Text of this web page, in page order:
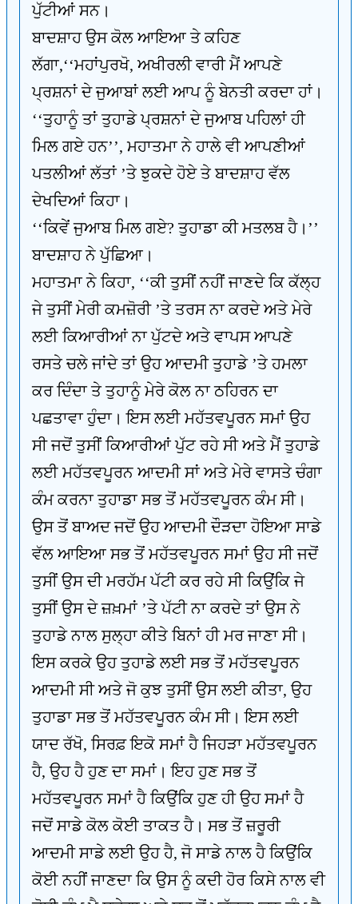
ਪੁੱਟੀਆਂ ਸਨ।
ਬਾਦਸ਼ਾਹ ਉਸ ਕੋਲ ਆਇਆ ਤੇ ਕਹਿਣ
ਲੱਗਾ,‘‘ਮਹਾਂਪੁਰਖੋ, ਅਖੀਰਲੀ ਵਾਰੀ ਮੈਂ ਆਪਣੇ
ਪ੍ਰਸ਼ਨਾਂ ਦੇ ਜੁਆਬਾਂ ਲਈ ਆਪ ਨੂੰ ਬੇਨਤੀ ਕਰਦਾ ਹਾਂ।
‘‘ਤੁਹਾਨੂੰ ਤਾਂ ਤੁਹਾਡੇ ਪ੍ਰਸ਼ਨਾਂ ਦੇ ਜੁਆਬ ਪਹਿਲਾਂ ਹੀ
ਮਿਲ ਗਏ ਹਨ’’, ਮਹਾਤਮਾ ਨੇ ਹਾਲੇ ਵੀ ਆਪਣੀਆਂ
ਪਤਲੀਆਂ ਲੱਤਾਂ ’ਤੇ ਝੁਕਦੇ ਹੋਏ ਤੇ ਬਾਦਸ਼ਾਹ ਵੱਲ
ਦੇਖਦਿਆਂ ਕਿਹਾ।
‘‘ਕਿਵੇਂ ਜੁਆਬ ਮਿਲ ਗਏ? ਤੁਹਾਡਾ ਕੀ ਮਤਲਬ ਹੈ।’’
ਬਾਦਸ਼ਾਹ ਨੇ ਪੁੱਛਿਆ।
ਮਹਾਤਮਾ ਨੇ ਕਿਹਾ, ‘‘ਕੀ ਤੁਸੀਂ ਨਹੀਂ ਜਾਣਦੇ ਕਿ ਕੱਲ੍ਹ
ਜੇ ਤੁਸੀਂ ਮੇਰੀ ਕਮਜ਼ੋਰੀ ’ਤੇ ਤਰਸ ਨਾ ਕਰਦੇ ਅਤੇ ਮੇਰੇ
ਲਈ ਕਿਆਰੀਆਂ ਨਾ ਪੁੱਟਦੇ ਅਤੇ ਵਾਪਸ ਆਪਣੇ
ਰਸਤੇ ਚਲੇ ਜਾਂਦੇ ਤਾਂ ਉਹ ਆਦਮੀ ਤੁਹਾਡੇ ’ਤੇ ਹਮਲਾ
ਕਰ ਦਿੰਦਾ ਤੇ ਤੁਹਾਨੂੰ ਮੇਰੇ ਕੋਲ ਨਾ ਠਹਿਰਨ ਦਾ
ਪਛਤਾਵਾ ਹੁੰਦਾ। ਇਸ ਲਈ ਮਹੱਤਵਪੂਰਨ ਸਮਾਂ ਉਹ
ਸੀ ਜਦੋਂ ਤੁਸੀਂ ਕਿਆਰੀਆਂ ਪੁੱਟ ਰਹੇ ਸੀ ਅਤੇ ਮੈਂ ਤੁਹਾਡੇ
ਲਈ ਮਹੱਤਵਪੂਰਨ ਆਦਮੀ ਸਾਂ ਅਤੇ ਮੇਰੇ ਵਾਸਤੇ ਚੰਗਾ
ਕੰਮ ਕਰਨਾ ਤੁਹਾਡਾ ਸਭ ਤੋਂ ਮਹੱਤਵਪੂਰਨ ਕੰਮ ਸੀ।
ਉਸ ਤੋਂ ਬਾਅਦ ਜਦੋਂ ਉਹ ਆਦਮੀ ਦੌੜਦਾ ਹੋਇਆ ਸਾਡੇ
ਵੱਲ ਆਇਆ ਸਭ ਤੋਂ ਮਹੱਤਵਪੂਰਨ ਸਮਾਂ ਉਹ ਸੀ ਜਦੋਂ
ਤੁਸੀਂ ਉਸ ਦੀ ਮਰਹੱਮ ਪੱਟੀ ਕਰ ਰਹੇ ਸੀ ਕਿਉਂਕਿ ਜੇ
ਤੁਸੀਂ ਉਸ ਦੇ ਜ਼ਖ਼ਮਾਂ ’ਤੇ ਪੱਟੀ ਨਾ ਕਰਦੇ ਤਾਂ ਉਸ ਨੇ
ਤੁਹਾਡੇ ਨਾਲ ਸੁਲ੍ਹਾ ਕੀਤੇ ਬਿਨਾਂ ਹੀ ਮਰ ਜਾਣਾ ਸੀ।
ਇਸ ਕਰਕੇ ਉਹ ਤੁਹਾਡੇ ਲਈ ਸਭ ਤੋਂ ਮਹੱਤਵਪੂਰਨ
ਆਦਮੀ ਸੀ ਅਤੇ ਜੋ ਕੁਝ ਤੁਸੀਂ ਉਸ ਲਈ ਕੀਤਾ, ਉਹ
ਤੁਹਾਡਾ ਸਭ ਤੋਂ ਮਹੱਤਵਪੂਰਨ ਕੰਮ ਸੀ। ਇਸ ਲਈ
ਯਾਦ ਰੱਖੋ, ਸਿਰਫ਼ ਇਕੋ ਸਮਾਂ ਹੈ ਜਿਹੜਾ ਮਹੱਤਵਪੂਰਨ
ਹੈ, ਉਹ ਹੈ ਹੁਣ ਦਾ ਸਮਾਂ। ਇਹ ਹੁਣ ਸਭ ਤੋਂ
ਮਹੱਤਵਪੂਰਨ ਸਮਾਂ ਹੈ ਕਿਉਂਕਿ ਹੁਣ ਹੀ ਉਹ ਸਮਾਂ ਹੈ
ਜਦੋਂ ਸਾਡੇ ਕੋਲ ਕੋਈ ਤਾਕਤ ਹੈ। ਸਭ ਤੋਂ ਜ਼ਰੂਰੀ
ਆਦਮੀ ਸਾਡੇ ਲਈ ਉਹ ਹੈ, ਜੋ ਸਾਡੇ ਨਾਲ ਹੈ ਕਿਉਂਕਿ
ਕੋਈ ਨਹੀਂ ਜਾਣਦਾ ਕਿ ਉਸ ਨੂੰ ਕਦੀ ਹੋਰ ਕਿਸੇ ਨਾਲ ਵੀ